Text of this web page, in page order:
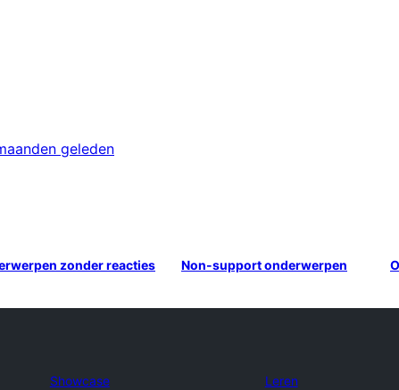
geleden
zonder reacties Non-support onderwerpen
Showcase Leren